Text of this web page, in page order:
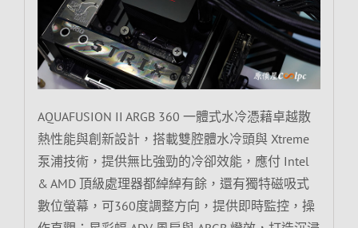
AQUAFUSION II ARGB 360 一體式水冷憑藉卓越散
熱性能與創新設計，搭載雙腔體水冷頭與 Xtreme
泵浦技術，提供無比強勁的冷卻效能，應付 Intel
& AMD 頂級處理器都綽綽有餘，還有獨特磁吸式
數位螢幕，可360度調整方向，提供即時監控，操